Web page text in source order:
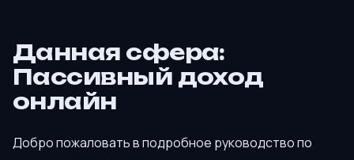
Данная сфера:
Пассивный доход
онлайн
Добро пожаловать в подробное руководство по